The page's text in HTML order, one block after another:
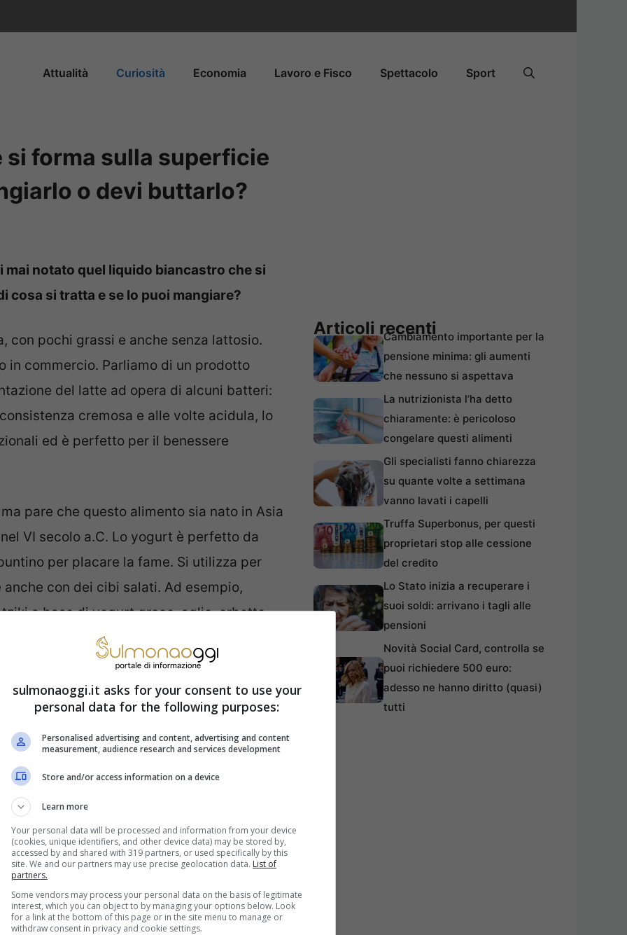
Attualità Curiosità Economia Lavoro e Fisco Spettacolo Sport
si forma sulla superficie
o devi buttarlo?
notato quel liquido biancastro che si
cosa si tratta e se lo puoi mangiare?
con pochi grassi e anche senza lattosio.
commercio. Parliamo di un prodotto
del latte ad opera di alcuni batteri:
cremosa e alle volte acidula, lo
ed è perfetto per il benessere
pare che questo alimento sia nato in Asia
VI secolo a.C. Lo yogurt è perfetto da
per placare la fame. Si utilizza per
anche con dei cibi salati. Ad esempio,
a base di yogurt greco, aglio, erbette
forma sullo yogurt
ti sei accorto di quel liquido semi
con la parte cremosa e altri invece,
andato a male. Ma qual è la cosa giusta
Te lo spiego subito.
per la salute. Si tratta semplicemente
parte cremosa dello yogurt ed è affiorato
a causa di diversi motivi: sbalzi di
Quindi, quel liquido non è altro che
Articoli recentiCambiamento importante per la
pensione minima: gli aumenti
che nessuno si aspettava
La nutrizionista l’ha detto
chiaramente: è pericoloso
congelare questi alimenti
Gli specialisti fanno chiarezza
su quante volte a settimana
vanno lavati i capelli
Truffa Superbonus, per questi
proprietari stop alle cessione
del credito
Lo Stato inizia a recuperare i
suoi soldi: arrivano i tagli alle
pensioni
Novità Social Card, controlla se
puoi richiedere 500 euro:
adesso ne hanno diritto (quasi)
tutti
sulmonaoggi.it asks for your consent to use your
personal data for the following purposes:
Personalised advertising and content, advertising and content
measurement, audience research and services development
Store and/or access information on a device
Learn more
Your personal data will be processed and information from your device
(cookies, unique identifiers, and other device data) may be stored by,
accessed by and shared with 319 partners, or used specifically by this
site. We and our partners may use precise geolocation data. List of
partners.
Some vendors may process your personal data on the basis of legitimate
interest, which you can object to by managing your options below. Look
for a link at the bottom of this page or in the site menu to manage or
withdraw consent in privacy and cookie settings.